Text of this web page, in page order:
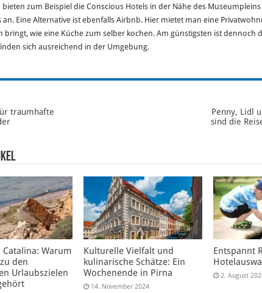
bieten zum Beispiel die Conscious Hotels in der Nähe des
an. Eine Alternative ist ebenfalls Airbnb. Hier mietet man eine
bringt, wie eine Küche zum selber kochen. Am günstigsten ist dennoch
sich ausreichend in der Umgebung.
traumhafte
Penny, Lidl
sind die
Catalina: Warum
den
Urlaubszielen
Kulturelle Vielfalt und
kulinarische Schätze: Ein
Wochenende in Pirna
14. November 2024
Entspannt
2. August